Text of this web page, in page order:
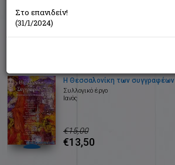
Η Θεσσαλονίκη των συγγραφέων
Συλλογικό έργο
Ιανός
€15,00
€13,50
Στο επανιδείν!
(31/1/2024)